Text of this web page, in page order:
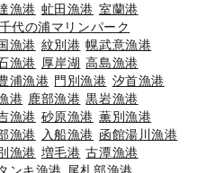
漁港 虻田漁港 室蘭港
千代の浦マリンパーク
漁港 紋別港 幌武意漁港
漁港 厚岸湖 高島漁港
浦漁港 門別漁港 汐首漁港
港 鹿部漁港 黒岩漁港
漁港 砂原漁港 薫別漁港
漁港 入船漁港 函館湯川漁港
漁港 増毛港 古潭漁港
ンキ漁港 尾札部漁港